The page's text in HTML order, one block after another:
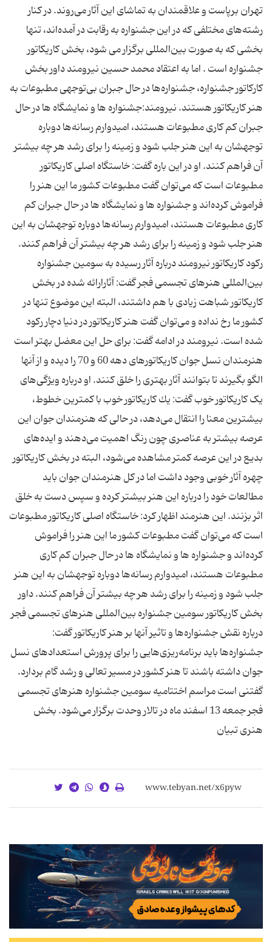
تهران برپاست و علاقمندان به تماشای این آثار می‌روند. در کنار
رشته‌های مختلفی که در این جشنواره به رقابت در آمده‌اند، تنها
بخشی که به صورت بین‌المللی برگزار می شود، بخش کاریکاتور
جشنواره است . اما به اعتقاد محمد حسین نیرومند داور بخش
کارکاتور جشنواره، جشنواره‌ها در حال جبران بی‌توجهی مطبوعات به
هنر كاریكاتور هستند. نیرومند:جشنواره ها و نمایشگاه ها در حال
جبران كم كاری مطبوعات هستند، امیدوارم رسانه‌ها دوباره
توجهشان به این هنر جلب شود و زمینه را برای رشد هر چه بیشتر
آن فراهم كنند. او در این باره گفت: خاستگاه اصلی كاریكاتور
مطبوعات است كه می‌توان گفت مطبوعات كشور ما این هنر را
فراموش كرده‌اند و جشنواره ها و نمایشگاه ها در حال جبران كم
كاری مطبوعات هستند، امیدوارم رسانه‌ها دوباره توجهشان به این
هنر جلب شود و زمینه را برای رشد هر چه بیشتر آن فراهم كنند.
رکود کاریکاتور نیرومند درباره آثار رسیده به سومین جشنواره
بین‌المللی هنرهای تجسمی فجر گفت: آثارارائه شده در بخش
كاریكاتور شباهت زیادی با هم داشتند، البته این موضوع تنها در
كشور ما رخ نداده و می‌توان گفت هنر كاریكاتور در دنیا دچار ركود
شده است. نیرومند در ادامه گفت: برای حل این معضل بهتر است
هنرمندان نسل جوان كاریكاتورهای دهه 60 و 70 را دیده و از آنها
الگو بگیرند تا بتوانند آثار بهتری را خلق كنند. او درباره ویژگی‌های
یک کاریکاتور خوب گفت: یك كاریكاتور خوب با كمترین خطوط،
بیشترین معنا را انتقال می‌دهد، در حالی كه هنرمندان جوان این
عرصه بیشتر به عناصری چون رنگ اهمیت می‌دهند و ایده‌های
بدیع در این عرصه كمتر مشاهده می‌شود، البته در بخش كاریكاتور
چهره آثار خوبی وجود داشت اما در كل هنرمندان جوان باید
مطالعات خود را درباره این هنر بیشتر كرده و سپس دست به خلق
اثر بزنند. این هنرمند اظهار كرد: خاستگاه اصلی كاریكاتور مطبوعات
است كه می‌توان گفت مطبوعات كشور ما این هنر را فراموش
كرده‌اند و جشنواره ها و نمایشگاه ها در حال جبران كم كاری
مطبوعات هستند، امیدوارم رسانه‌ها دوباره توجهشان به این هنر
جلب شود و زمینه را برای رشد هر چه بیشتر آن فراهم كنند. داور
بخش كاریكاتور سومین جشنواره بین‌المللی هنرهای تجسمی فجر
درباره نقش جشنواره‌ها و تاثیر آنها بر هنر کاریکاتور گفت:
جشنواره‌ها باید برنامه‌ریزی‌هایی را برای پرورش استعدادهای نسل
جوان داشته باشند تا هنر كشور در مسیر تعالی و رشد گام بردارد.
گفتنی است مراسم اختتامیه سومین جشنواره هنرهای تجسمی
فجر جمعه 13 اسفند ماه در تالار وحدت برگزار می‌شود. بخش
هنری تبیان